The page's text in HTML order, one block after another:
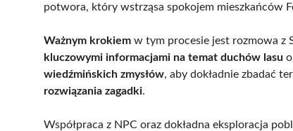
potwora, który wstrząsa spokojem mieszkańców
Ważnym krokiem w tym procesie jest rozmowa z
kluczowymi informacjami na temat duchów lasu
wiedźmińskich zmysłów, aby dokładnie zbadać
rozwiązania zagadki.
Współpraca z NPC oraz dokładna eksploracja